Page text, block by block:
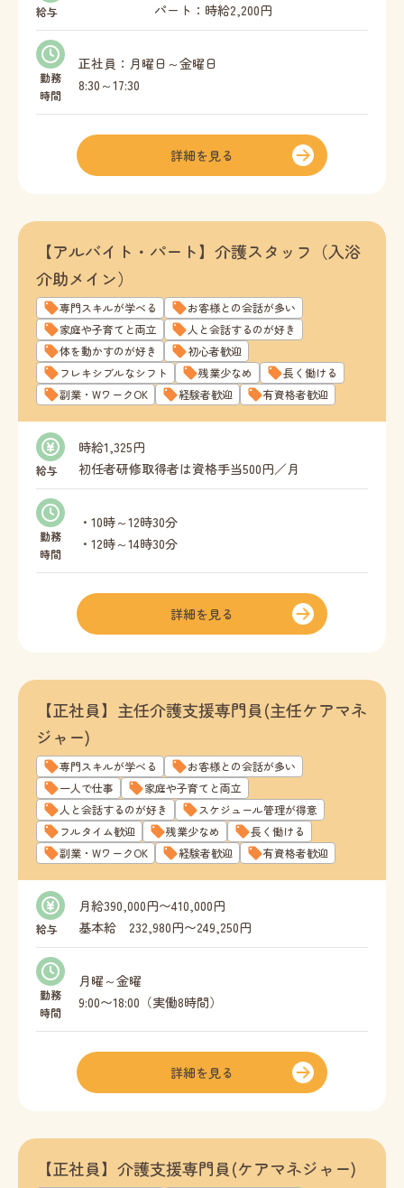
給与
パート：時給2,200円
給与内訳
・基本給 340,955円～
※3か月後評価にて給与決定：380,000円～395,000
円
※キャリアパスに基づき昇給あり。
他手当あり。
・夜間オンコール手当：オンコール1,000円/回（利
用者1～10人）、オンコール1,500円/回（利用者11
～20人）
・緊急出勤手当：緊急出勤時5,000円
・休日勤務手当：30分1,000円 60分2,000円
勤務
時間
正社員：月曜日～金曜日
8:30～17:30
パート：午前のみ勤務、午後のみ勤務（週2日以
上、3時間～OK）
休憩60分
※特別訪問看護指示時は休日でも訪問あり
詳細を見る
【アルバイト・パート】介護スタッフ（入浴
介助メイン）
専門スキルが学べる
お客様との会話が多い
家庭や子育てと両立
人と会話するのが好き
体を動かすのが好き
初心者歓迎
フレキシブルなシフト
残業少なめ
長く働ける
副業・WワークOK
経験者歓迎 有資格者歓迎
給与
時給1,325円
初任者研修取得者は資格手当500円／月
介護福祉士取得者は資格手当1,000円／月
勤務
時間
・10時～12時30分
・12時～14時30分
ぜひご相談ください！
詳細を見る
【正社員】主任介護支援専門員(主任ケアマネ
ジャー)
専門スキルが学べる
お客様との会話が多い
一人で仕事
家庭や子育てと両立
人と会話するのが好き
スケジュール管理が得意
フルタイム歓迎
残業少なめ
長く働ける
副業・WワークOK
経験者歓迎 有資格者歓迎
給与
月給390,000円〜410,000円
基本給 232,980円〜249,250円
固定残業代 57,020円〜60,750円
※固定残業手当は時間外労働３０時間分の時間外
手当として時間外の有無に関わらず支給
主任介護支援専門員手当20,000円
管理者手当30,000円
勤務
時間
月曜～金曜
9:00〜18:00（実働8時間）
詳細を見る
【正社員】介護支援専門員(ケアマネジャー)